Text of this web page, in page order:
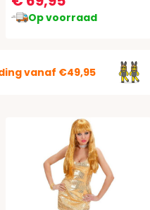
Op voorraad
vanaf €49,95